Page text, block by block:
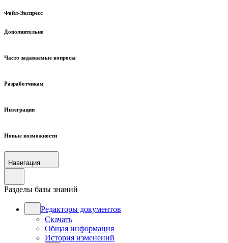
Файл-Экспресс
Дополнительно
Часто задаваемые вопросы
Разработчикам
Интеграции
Новые возможности
Навигация
Разделы базы знаний
Редакторы документов
Скачать
Общая информация
История изменений